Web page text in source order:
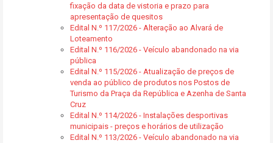
fixação da data de vistoria e prazo para
apresentação de quesitos
Edital N.º 117/2026 - Alteração ao Alvará de
Loteamento
Edital N.º 116/2026 - Veículo abandonado na via
pública
Edital N.º 115/2026 - Atualização de preços de
venda ao público de produtos nos Postos de
Turismo da Praça da República e Azenha de Santa
Cruz
Edital N.º 114/2026 - Instalações desportivas
municipais - preços e horários de utilização
Edital N.º 113/2026 - Veículo abandonado na via